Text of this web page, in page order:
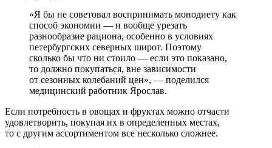
«Я бы не советовал воспринимать монодиету как
способ экономии — и вообще урезать
разнообразие рациона, особенно в условиях
петербургских северных широт. Поэтому
сколько бы что ни стоило — если это показано,
то должно покупаться, вне зависимости
от сезонных колебаний цен», — поделился
медицинский работник Ярослав.
Если потребность в овощах и фруктах можно отчасти
удовлетворить, покупая их в определенных местах,
то с другим ассортиментом все несколько сложнее.